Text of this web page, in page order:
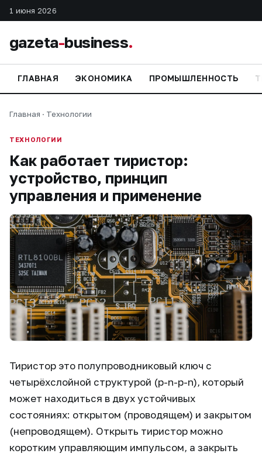
1 июня 2026
gazeta-business.
ГЛАВНАЯ ЭКОНОМИКА ПРОМЫШЛЕННОСТЬ
Главная · Технологии
ТЕХНОЛОГИИ
Как работает тиристор:
устройство, принцип
управления и применение
Тиристор это полупроводниковый ключ с
четырёхслойной структурой (p-n-p-n), который
может находиться в двух устойчивых
состояниях: открытом (проводящем) и закрытом
(непроводящем). Открыть тиристор можно
коротким управляющим импульсом, а закрыть